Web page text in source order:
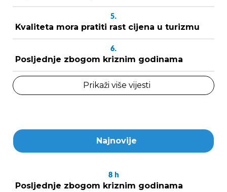
5.
Kvaliteta mora pratiti rast cijena u turizmu
6.
Posljednje zbogom kriznim godinama
Prikaži više vijesti
Najnovije
8 h
Posljednje zbogom kriznim godinama